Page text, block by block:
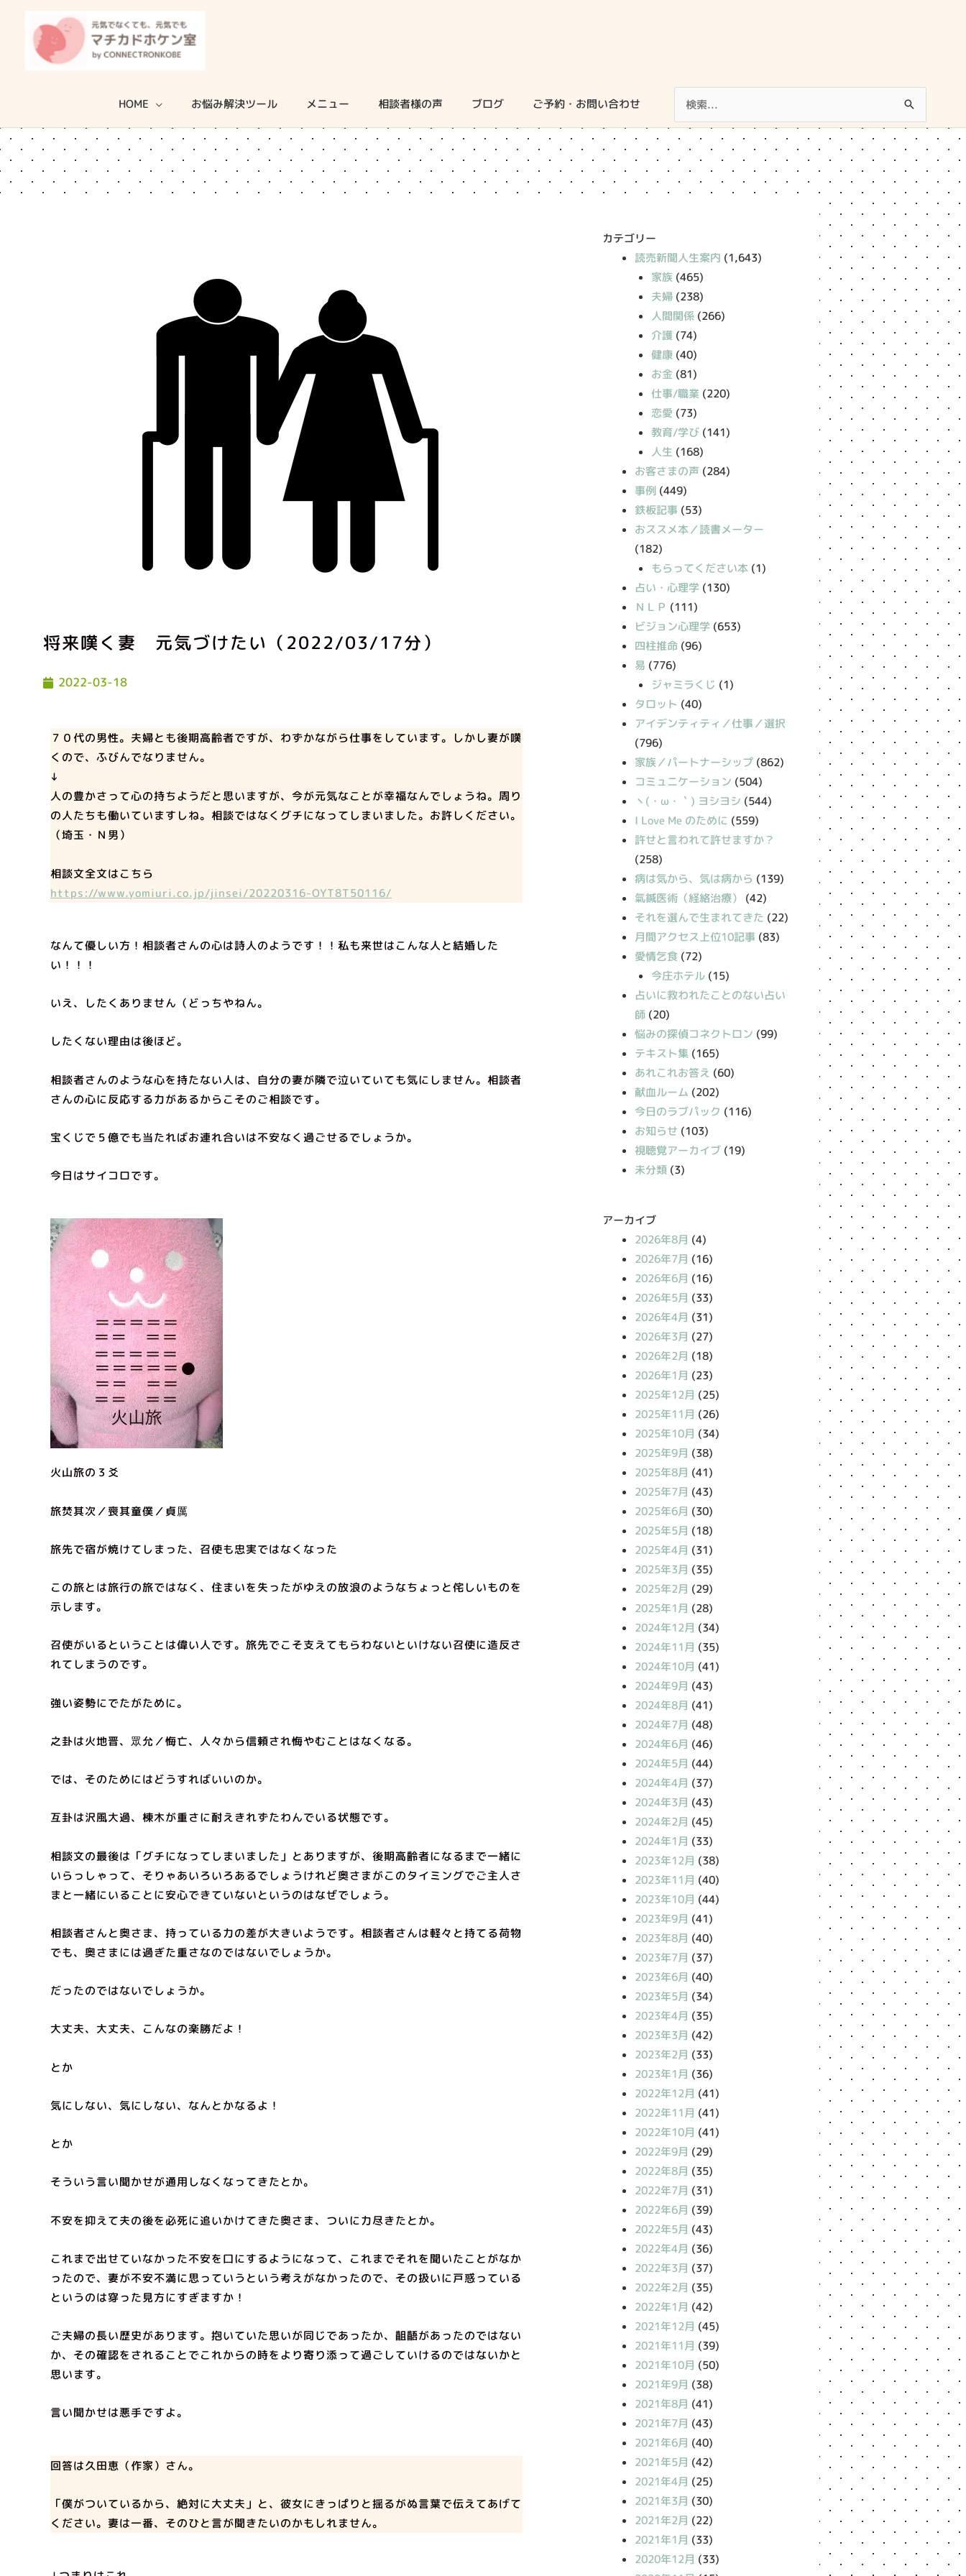
プ
HOME お悩み解決ツール メニュー 相談者様の声 ブログ ご予約・お問い合わせ
索
対
象:
将来嘆く妻 元気づけたい（2022/03/17分）
2022-03-18
７０代の男性。夫婦とも後期高齢者ですが、わずかながら仕事をしています。しかし妻が嘆
くので、ふびんでなりません。
↓
人の豊かさって心の持ちようだと思いますが、今が元気なことが幸福なんでしょうね。周り
の人たちも働いていますしね。相談ではなくグチになってしまいました。お許しください。
（埼玉・Ｎ男）
相談文全文はこちら
https://www.yomiuri.co.jp/jinsei/20220316-OYT8T50116/
なんて優しい方！相談者さんの心は詩人のようです！！私も来世はこんな人と結婚した
い！！！
いえ、したくありません（どっちやねん。
したくない理由は後ほど。
相談者さんのような心を持たない人は、自分の妻が隣で泣いていても気にしません。相談者
さんの心に反応する力があるからこそのご相談です。
宝くじで５億でも当たればお連れ合いは不安なく過ごせるでしょうか。
今日はサイコロです。
火山旅の３爻
旅焚其次／喪其童僕／貞厲
旅先で宿が焼けてしまった、召使も忠実ではなくなった
この旅とは旅行の旅ではなく、住まいを失ったがゆえの放浪のようなちょっと侘しいものを
示します。
召使がいるということは偉い人です。旅先でこそ支えてもらわないといけない召使に造反さ
れてしまうのです。
強い姿勢にでたがために。
之卦は火地晋、眾允／悔亡、人々から信頼され悔やむことはなくなる。
では、そのためにはどうすればいいのか。
互卦は沢風大過、棟木が重さに耐えきれずたわんでいる状態です。
相談文の最後は「グチになってしまいました」とありますが、後期高齢者になるまで一緒に
いらっしゃって、そりゃあいろいろあるでしょうけれど奥さまがこのタイミングでご主人さ
まと一緒にいることに安心できていないというのはなぜでしょう。
相談者さんと奥さま、持っている力の差が大きいようです。相談者さんは軽々と持てる荷物
でも、奥さまには過ぎた重さなのではないでしょうか。
だったのではないでしょうか。
大丈夫、大丈夫、こんなの楽勝だよ！
とか
気にしない、気にしない、なんとかなるよ！
とか
そういう言い聞かせが通用しなくなってきたとか。
不安を抑えて夫の後を必死に追いかけてきた奥さま、ついに力尽きたとか。
これまで出せていなかった不安を口にするようになって、これまでそれを聞いたことがなか
ったので、妻が不安不満に思っていうという考えがなかったので、その扱いに戸惑っている
というのは穿った見方にすぎますか！
ご夫婦の長い歴史があります。抱いていた思いが同じであったか、齟齬があったのではない
か、その確認をされることでこれからの時をより寄り添って過ごしていけるのではないかと
思います。
言い聞かせは悪手ですよ。
回答は久田恵（作家）さん。
「僕がついているから、絶対に大丈夫」と、彼女にきっぱりと揺るがぬ言葉で伝えてあげて
ください。妻は一番、そのひと言が聞きたいのかもしれません。
カテゴリー
読売新聞人生案内 (1,643)
家族 (465)
夫婦(238)
人間関係(266)
介護(74)
健康(40)
お金 (81)
仕事/職業 (220)
恋愛 (73)
教育/学び(141)
人生 (168)
お客さまの声 (284)
事例 (449)
鉄板記事 (53)
おススメ本／読書メーター
(182)
もらってください本(1)
占い・心理学 (130)
ＮＬＰ (111)
ビジョン心理学 (653)
四柱推命 (96)
易 (776)
ジャミラくじ (1)
タロット (40)
アイデンティティ／仕事／選択
(796)
家族／パートナーシップ (862)
コミュニケーション (504)
丶(・ω・｀) ヨシヨシ (544)
I Love Me のために (559)
許せと言われて許せますか？
(258)
病は気から、気は病から (139)
氣鍼医術（経絡治療）
(42)
それを選んで生まれてきた (22)
月間アクセス上位10記事 (83)
愛情乞食 (72)
今庄ホテル(15)
占いに救われたことのない占い
師 (20)
悩みの探偵コネクトロン (99)
テキスト集 (165)
あれこれお答え (60)
献血ルーム (202)
今日のラブパック (116)
お知らせ (103)
視聴覚アーカイブ (19)
未分類 (3)
アーカイブ
2026年8月 (4)
2026年7月 (16)
2026年6月 (16)
2026年5月 (33)
2026年4月 (31)
2026年3月 (27)
2026年2月 (18)
2026年1月 (23)
2025年12月 (25)
2025年11月 (26)
2025年10月 (34)
2025年9月 (38)
2025年8月 (41)
2025年7月 (43)
2025年6月 (30)
2025年5月 (18)
2025年4月 (31)
2025年3月 (35)
2025年2月 (29)
2025年1月 (28)
2024年12月 (34)
2024年11月 (35)
2024年10月 (41)
2024年9月 (43)
2024年8月 (41)
2024年7月 (48)
2024年6月 (46)
2024年5月 (44)
2024年4月 (37)
2024年3月 (43)
2024年2月 (45)
2024年1月 (33)
2023年12月 (38)
2023年11月 (40)
2023年10月 (44)
2023年9月 (41)
2023年8月 (40)
2023年7月 (37)
2023年6月 (40)
2023年5月 (34)
2023年4月 (35)
2023年3月 (42)
2023年2月 (33)
2023年1月 (36)
2022年12月 (41)
2022年11月 (41)
2022年10月 (41)
2022年9月 (29)
2022年8月 (35)
2022年7月 (31)
2022年6月 (39)
2022年5月 (43)
2022年4月 (36)
2022年3月 (37)
2022年2月 (35)
2022年1月 (42)
2021年12月 (45)
2021年11月 (39)
2021年10月 (50)
2021年9月 (38)
2021年8月 (41)
2021年7月 (43)
2021年6月 (40)
2021年5月 (42)
2021年4月 (25)
2021年3月 (30)
2021年2月 (22)
2021年1月 (33)
2020年12月 (33)